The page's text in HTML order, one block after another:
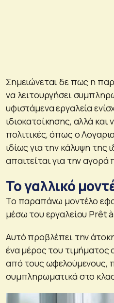
Σημειώνεται δε πως η
να λειτουργήσει
υφιστάμενα εργαλεία
ιδιοκατοίκησης, αλλά και
πολιτικές, όπως ο
ιδίως για την κάλυψη της
απαιτείται για την αγορά
Το γαλλικό
Το παραπάνω μοντέλο
μέσω του εργαλείου Prêt
Αυτό προβλέπει την
ένα μέρος του τιμήματος
από τους ωφελούμενους,
συμπληρωματικά στο